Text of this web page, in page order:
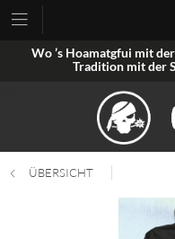
Wo ’s Hoamatgfui mit
Tradition mit der
ÜBERSICHT